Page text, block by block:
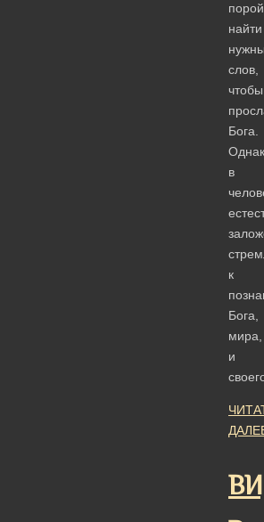
порой
найти
слов,
чтобы
Бога.
в
к
Бога,
мира,
и